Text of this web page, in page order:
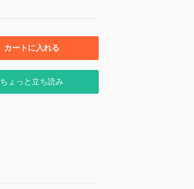
カートに入れる
ちょっと立ち読み